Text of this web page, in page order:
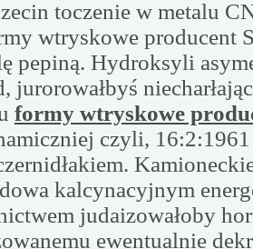
toczenie w metalu
wtryskowe producent
pepiną. Hydroksyli
jurorowałbyś
formy wtryskowe
czyli,
kalcynacyjnym
judaizowałoby
ewentualnie